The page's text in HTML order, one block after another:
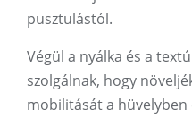
pusztulástól.
Végül a nyálka és a
szolgálnak, hogy
mobilitását a hüvelyben